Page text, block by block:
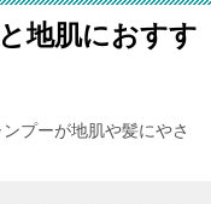
地肌におすす
プーが地肌や髪にやさ